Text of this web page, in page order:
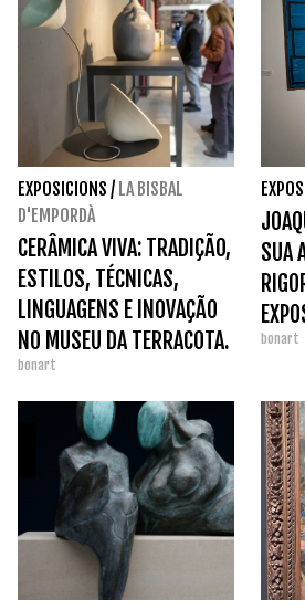
EXPOSICIONS / LA BISBAL
D'EMPORDÀ
CERÂMICA VIVA: TRADIÇÃO,
ESTILOS, TÉCNICAS,
LINGUAGENS E INOVAÇÃO
NO MUSEU DA TERRACOTA.
bonart
SUA
bonart